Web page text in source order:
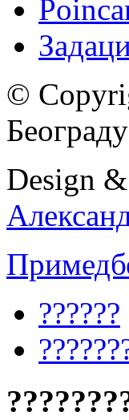
©
Београду
Design
??????